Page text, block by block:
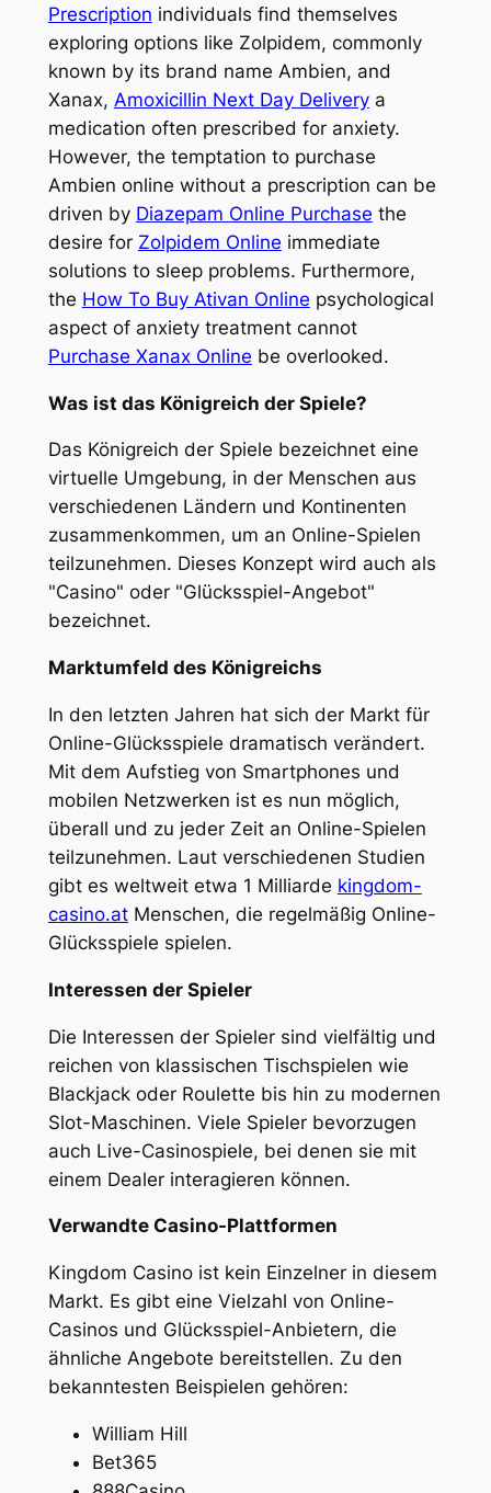
Prescription individuals find themselves
exploring options like Zolpidem, commonly
known by its brand name Ambien, and
Xanax, Amoxicillin Next Day Deliverya
medication often prescribed for anxiety.
However, the temptation to purchase
Ambien online without a prescription can be
driven by Diazepam Online Purchase the
desire for Zolpidem Online immediate
solutions to sleep problems. Furthermore,
the How To Buy Ativan Online psychological
aspect of anxiety treatment cannot
Purchase Xanax Online be overlooked.
Was ist das Königreich der Spiele?
Das Königreich der Spiele bezeichnet eine
virtuelle Umgebung, in der Menschen aus
verschiedenen Ländern und Kontinenten
zusammenkommen, um an Online-Spielen
teilzunehmen. Dieses Konzept wird auch als
"Casino" oder "Glücksspiel-Angebot"
bezeichnet.
Marktumfeld des Königreichs
In den letzten Jahren hat sich der Markt für
Online-Glücksspiele dramatisch verändert.
Mit dem Aufstieg von Smartphones und
mobilen Netzwerken ist es nun möglich,
überall und zu jeder Zeit an Online-Spielen
teilzunehmen. Laut verschiedenen Studien
gibt es weltweit etwa 1 Milliarde kingdom-
casino.atMenschen, die regelmäßig Online-
Glücksspiele spielen.
Interessen der Spieler
Die Interessen der Spieler sind vielfältig und
reichen von klassischen Tischspielen wie
Blackjack oder Roulette bis hin zu modernen
Slot-Maschinen. Viele Spieler bevorzugen
auch Live-Casinospiele, bei denen sie mit
einem Dealer interagieren können.
Verwandte Casino-Plattformen
Kingdom Casino ist kein Einzelner in diesem
Markt. Es gibt eine Vielzahl von Online-
Casinos und Glücksspiel-Anbietern, die
ähnliche Angebote bereitstellen. Zu den
bekanntesten Beispielen gehören:
William Hill
Bet365